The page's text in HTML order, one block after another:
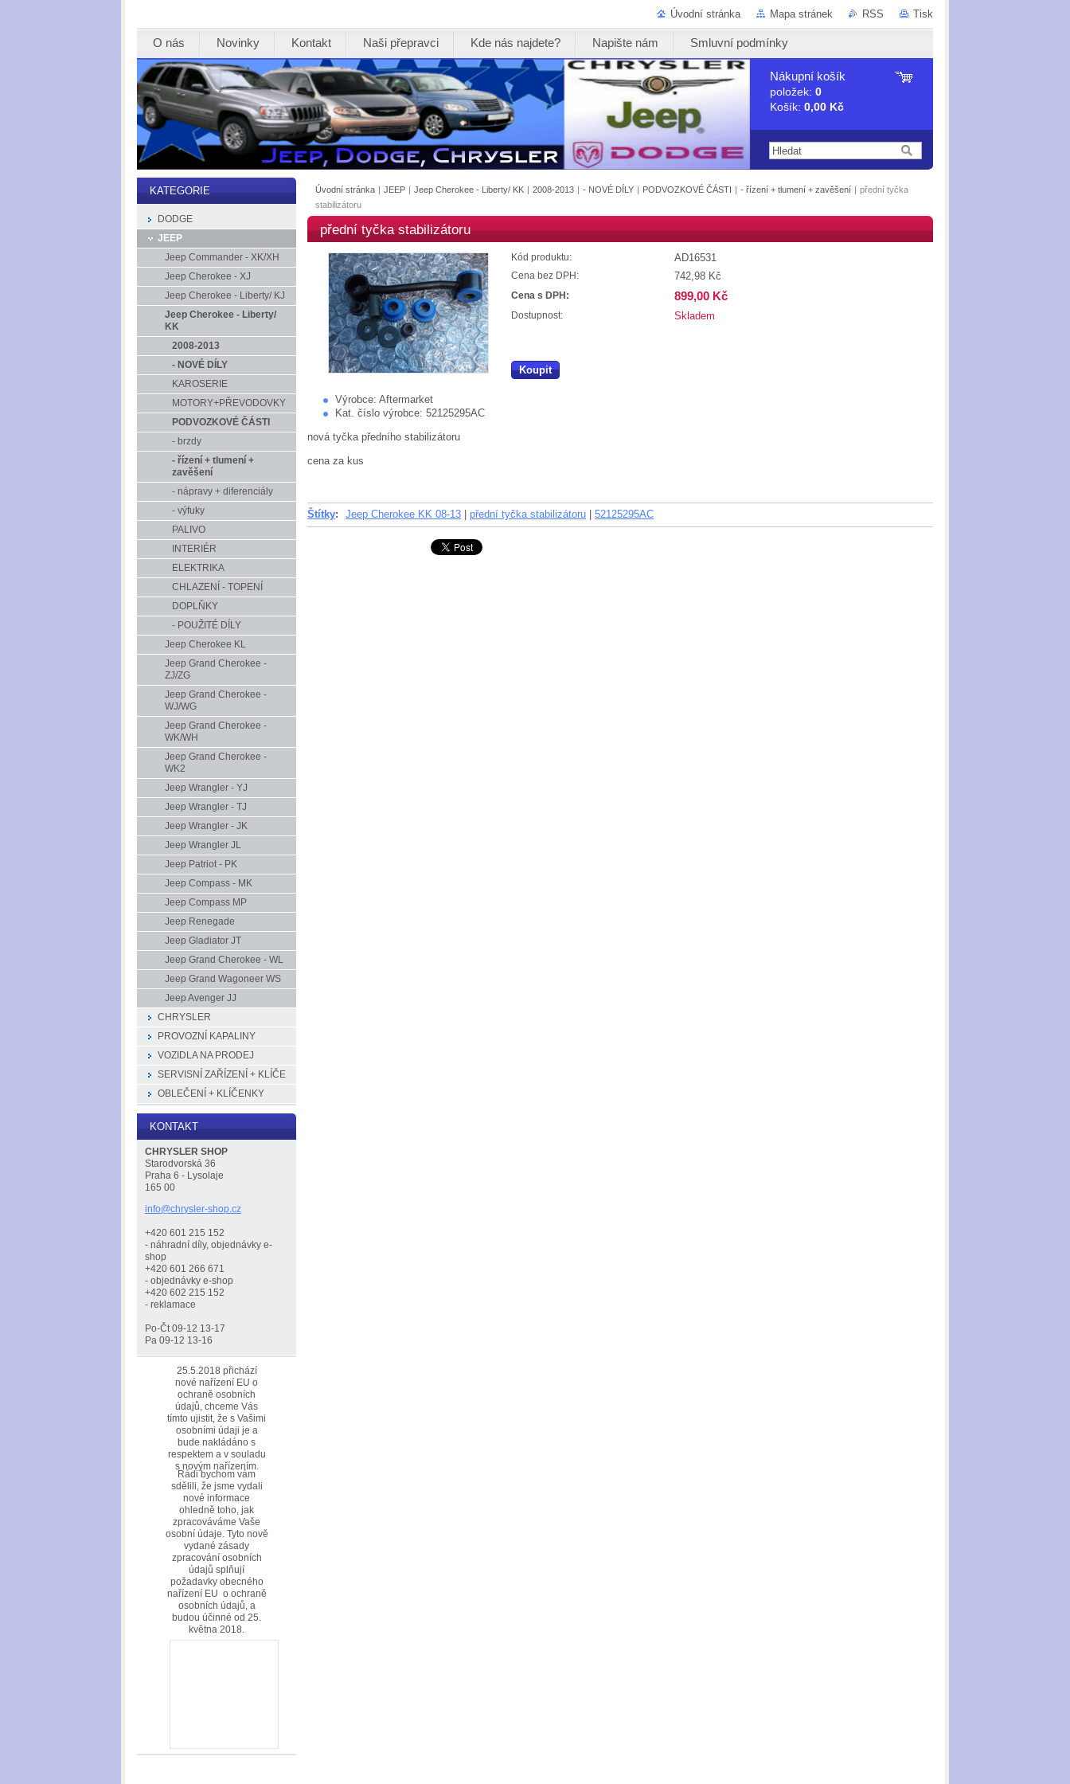
Úvodní stránka Mapa stránek RSS Tisk
O nás Novinky Kontakt Naši přepravci Kde nás najdete? Napište nám Smluvní podmínky
Nákupní košík
položek: 0
Košík: 0,00 Kč
Úvodní stránka | JEEP | Jeep Cherokee - Liberty/ KK | 2008-2013 | - NOVÉ DÍLY | PODVOZKOVÉ ČÁSTI | - řízení + tlumení + zavěšení | přední tyčka
stabilizátoru
přední tyčka stabilizátoru
Výrobce: Aftermarket
Kat. číslo výrobce: 52125295AC
Kód produktu: AD16531
Cena bez DPH: 742,98 Kč
Cena s DPH: 899,00 Kč
Dostupnost: Skladem
Koupit
nová tyčka předního stabilizátoru
cena za kus
Štítky: Jeep Cherokee KK 08-13 přední tyčka stabilizátoru 52125295AC
KATEGORIE
DODGE
JEEP
Jeep Commander - XK/XH
Jeep Cherokee - XJ
Jeep Cherokee - Liberty/ KJ
Jeep Cherokee - Liberty/
KK
2008-2013
- NOVÉ DÍLY
KAROSERIE
MOTORY+PŘEVODOVKY
PODVOZKOVÉ ČÁSTI
- brzdy
- řízení + tlumení +
zavěšení
- nápravy + diferenciály
- výfuky
PALIVO
INTERIÉR
ELEKTRIKA
CHLAZENÍ - TOPENÍ
DOPLŇKY
- POUŽITÉ DÍLY
Jeep Cherokee KL
Jeep Grand Cherokee -
ZJ/ZG
Jeep Grand Cherokee -
WJ/WG
Jeep Grand Cherokee -
WK/WH
Jeep Grand Cherokee -
WK2
Jeep Wrangler - YJ
Jeep Wrangler - TJ
Jeep Wrangler - JK
Jeep Wrangler JL
Jeep Patriot - PK
Jeep Compass - MK
Jeep Compass MP
Jeep Renegade
Jeep Gladiator JT
Jeep Grand Cherokee - WL
Jeep Grand Wagoneer WS
Jeep Avenger JJ
CHRYSLER
PROVOZNÍ KAPALINY
VOZIDLA NA PRODEJ
SERVISNÍ ZAŘÍZENÍ + KLÍČE
OBLEČENÍ + KLÍČENKY
KONTAKT
CHRYSLER SHOP
Starodvorská 36
Praha 6 - Lysolaje
165 00
info@chrysler-shop.cz
+420 601 215 152
- náhradní díly, objednávky e-
shop
+420 601 266 671
- objednávky e-shop
+420 602 215 152
- reklamace
Po-Čt 09-12 13-17
Pa 09-12 13-16
25.5.2018 přichází
nové nařízení EU o
ochraně osobních
údajů, chceme Vás
tímto ujistit, že s Vašimi
osobními údaji je a
bude nakládáno s
respektem a v souladu
s novým nařízením.
Rádi bychom vám
sdělili, že jsme vydali
nové informace
ohledně toho, jak
zpracováváme Vaše
osobní údaje. Tyto nově
vydané zásady
zpracování osobních
údajů splňují
požadavky obecného
nařízení EU o ochraně
osobních údajů, a
budou účinné od 25.
května 2018.